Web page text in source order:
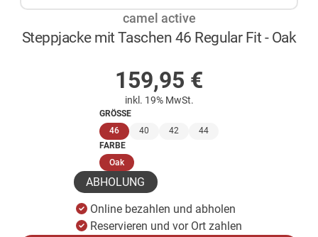
camel active
Steppjacke mit Taschen 46 Regular Fit - Oak
159,95 €
inkl. 19% MwSt.
GRÖSSE
46(ausgewählt)
40 42
44
FARBE
Oak(ausgewählt)
ABHOLUNG
Online bezahlen und abholen
Reservieren und vor Ort zahlen